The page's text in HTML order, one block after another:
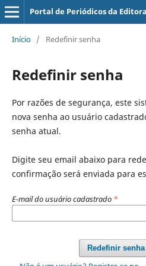
Portal de Periódicos da
Início / Redefinir senha
Redefinir senha
Por razões de segurança, este
nova senha ao usuário
senha atual.
Digite seu email abaixo para
confirmação será enviada para
E-mail do usuário cadastrado *
Redefinir senha